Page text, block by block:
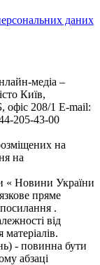
даних
медіа –
Київ,
208/1 E-mail:
205-43-00
на
на
« Новини України
пряме
.
від
- повинна бути
абзаці